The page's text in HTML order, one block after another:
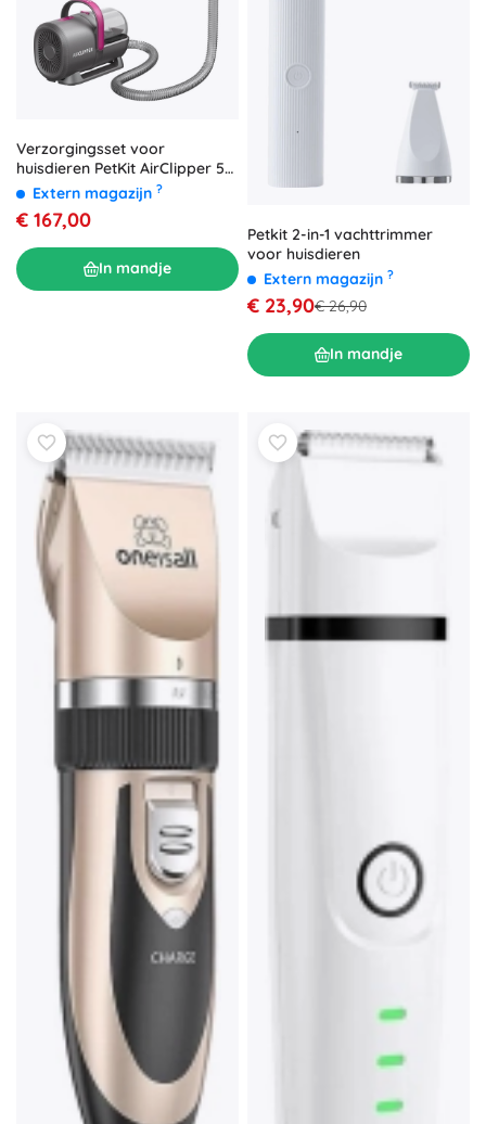
Verzorgingsset voor
huisdieren PetKit AirClipper 5-
in-1Extern magazijn ?
€ 167,00
In mandje
Petkit 2-in-1 vachttrimmer
voor huisdieren
Extern magazijn ?
€ 23,90€ 26,90
In mandje